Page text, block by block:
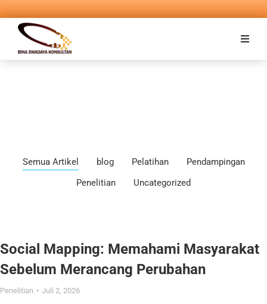
Semua Artikel blog Pelatihan
Pendampingan
Penelitian
Uncategorized
Social Mapping: Memahami Masyarakat
Sebelum Merancang Perubahan
Penelitian Juli 2, 2026